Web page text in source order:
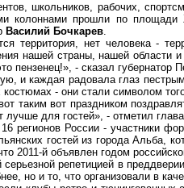
школьников, рабочих,
колоннами прошли по
Василий Бочкарев.
территория, нет человека -
нашей страны, нашей
пензенец!», - сказал губернатор
и каждая радовала глаз
- они стали символом
таким вот праздником
для гостей», - отметил
регионов России - участники
гостей из города Альба,
2011-й объявлен годом
репетицией в
но и то, что организовали в